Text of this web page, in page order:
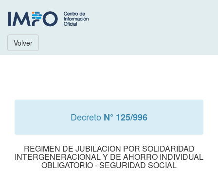
Volver
Decreto N° 125/996
REGIMEN DE JUBILACION POR SOLIDARIDAD
INTERGENERACIONAL Y DE AHORRO INDIVIDUAL
OBLIGATORIO - SEGURIDAD SOCIAL